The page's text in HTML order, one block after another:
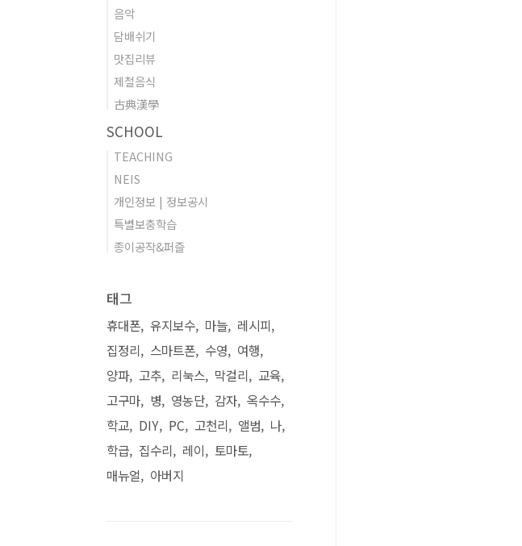
음악
담배쉬기
맛집리뷰
제철음식
古典漢學
SCHOOL
TEACHING
NEIS
개인정보 | 정보공시
특별보충학습
종이공작&퍼즐
태그
휴대폰 유지보수 마늘 레시피
집정리
스마트폰 수영
여행
양파 고추 리눅스 막걸리
교육
고구마 병 영농단 감자 옥수수
학교 DIY PC 고천리 앨범
나
학급 집수리 레이
토마토
매뉴얼
아버지